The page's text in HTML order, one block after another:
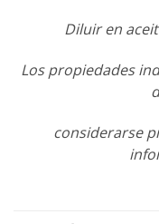
Diluir en
Los propiedades
considerarse